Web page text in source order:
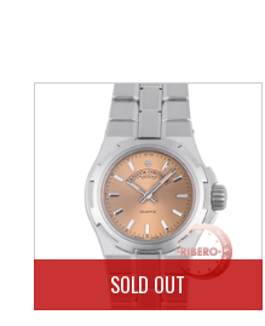
SOLD OUT